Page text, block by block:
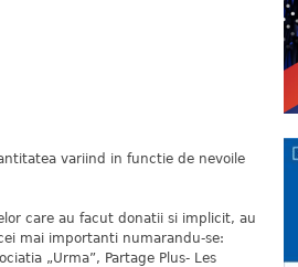
variind in functie de nevoile
care au facut donatii si implicit, au
mai importanti numarandu-se:
„Urma”, Partage Plus- Les